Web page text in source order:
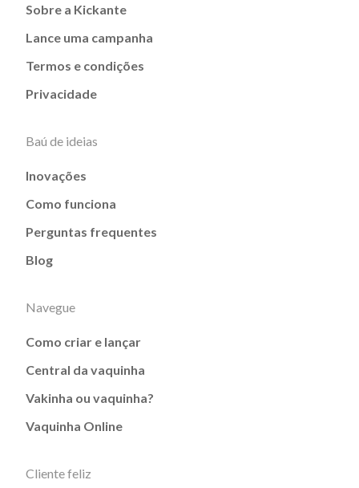
Sobre a Kickante
Lance uma campanha
Termos e condições
Privacidade
Baú de ideias
Inovações
Como funciona
Perguntas frequentes
Blog
Navegue
Como criar e lançar
Central da vaquinha
Vakinha ou vaquinha?
Vaquinha Online
Cliente feliz